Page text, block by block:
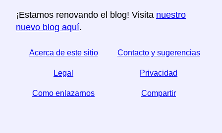
¡Estamos renovando el blog! Visita nuestro
nuevo blog aquí.
Acerca de este sitio Contacto y sugerencias
Legal Privacidad
Como enlazarnos Compartir